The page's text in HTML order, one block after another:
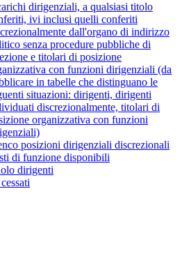
dirigenziali, a qualsiasi titolo
ivi inclusi quelli conferiti
dall'organo di indirizzo
senza procedure pubbliche di
e titolari di posizione
con funzioni dirigenziali (da
in tabelle che distinguano le
situazioni: dirigenti, dirigenti
discrezionalmente, titolari di
organizzativa con funzioni
posizioni dirigenziali discrezionali
di funzione disponibili
dirigenti